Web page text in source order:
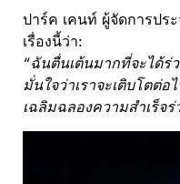
ปาร์ค เคนท์ ผู้จัดการปร
เรื่องนี้ว่า:
“ฉันตื่นเต้นมากที่จะได้
มั่นใจว่าเราจะเติบโตต่
เฉลิมฉลองความสำเร็จ